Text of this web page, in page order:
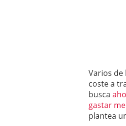
Varios de
coste a
busca
gastar
plantea